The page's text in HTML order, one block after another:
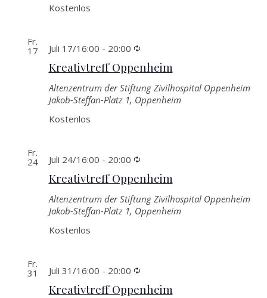
Kostenlos
Fr.
17
Kreativtreff Oppenheim
Juli 17/16:00 - 20:00 Wiederkehrende
Altenzentrum der Stiftung Zivilhospital Oppenheim
Jakob-Steffan-Platz 1, Oppenheim
Kostenlos
Fr.
24
Kreativtreff Oppenheim
Juli 24/16:00 - 20:00 Wiederkehrende
Altenzentrum der Stiftung Zivilhospital Oppenheim
Jakob-Steffan-Platz 1, Oppenheim
Kostenlos
Fr.
31
Kreativtreff Oppenheim
Juli 31/16:00 - 20:00 Wiederkehrende